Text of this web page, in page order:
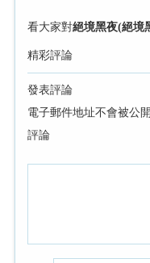
看大家對絕境黑夜(絕境
精彩評論
發表評論
電子郵件地址不會被公開
評論